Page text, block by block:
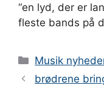
“en lyd, der er
fleste bands på
Kategorier
Musik
brødrene